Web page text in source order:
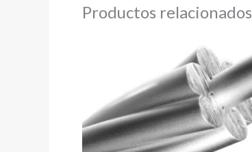
Productos relacionados